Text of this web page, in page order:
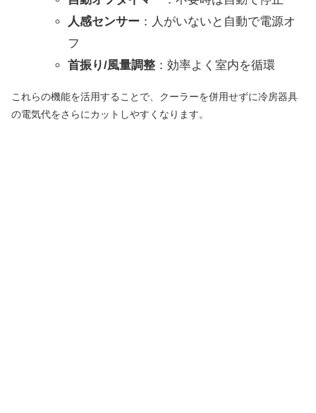
人感センサー ：人がいないと自動で電源オ
フ
首振り/風量調整 ：効率よく室内を循環
これらの機能を活用することで、クーラーを併用せずに冷房器具
の電気代をさらにカットしやすくなります。